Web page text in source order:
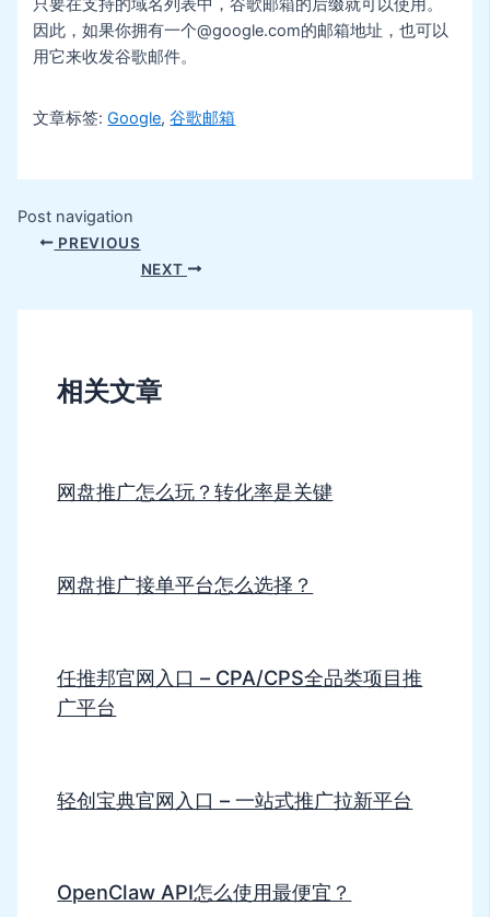
只要在支持的域名列表中，谷歌邮箱的后缀就可以使用。
因此，如果你拥有一个@google.com的邮箱地址，也可以
用它来收发谷歌邮件。
文章标签:Google,谷歌邮箱
Post navigation
PREVIOUS
NEXT
相关文章
网盘推广怎么玩？转化率是关键
网盘推广接单平台怎么选择？
任推邦官网入口 – CPA/CPS全品类项目推
广平台
轻创宝典官网入口 – 一站式推广拉新平台
OpenClaw API怎么使用最便宜？